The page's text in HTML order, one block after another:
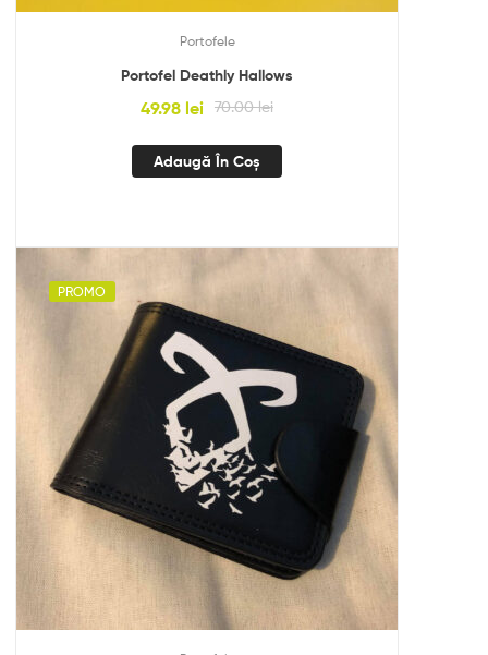
Portofele
Portofel Deathly Hallows
70.00lei
49.98 lei
Adaugă În Coș
PROMO